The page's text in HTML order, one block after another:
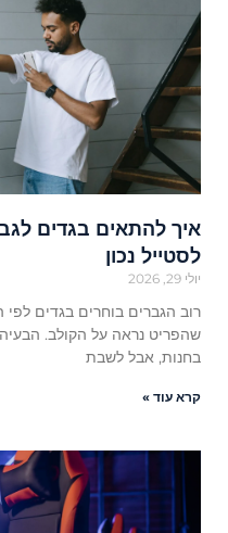
איך להתאים בגדים
לסטייל נכון
יולי 29, 2026
רוב הגברים בוחרים בגדים לפי
שהפריט נראה על הקולב. הבעיה
בחנות, אבל לשבת
קרא עוד »